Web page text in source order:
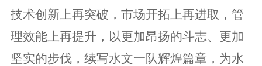
技术创新上再突破，市场开拓上再进取，管
理效能上再提升，以更加昂扬的斗志、更加
坚实的步伐，续写水文一队辉煌篇章，为水